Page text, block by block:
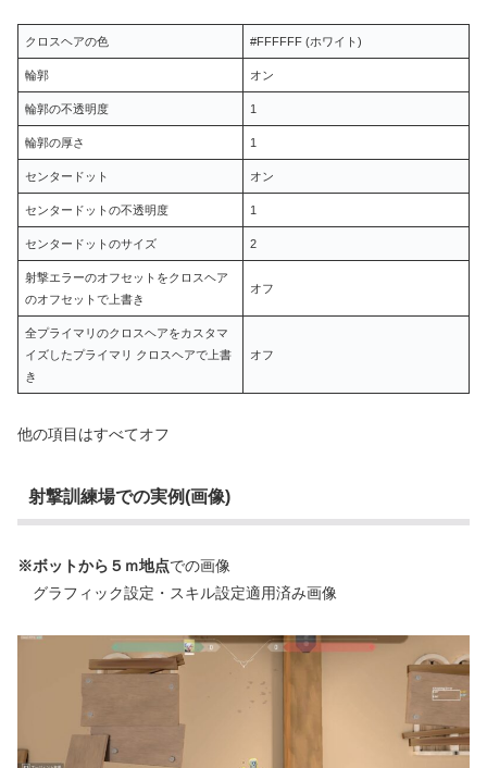
クロスヘアの色 #FFFFFF (ホワイト)
輪郭 オン
輪郭の不透明度 1
輪郭の厚さ 1
センタードット オン
センタードットの不透明度 1
センタードットのサイズ 2
射撃エラーのオフセットをクロスヘア
のオフセットで上書き
オフ
全プライマリのクロスヘアをカスタマ
イズしたプライマリ クロスヘアで上書
き
オフ
他の項目はすべてオフ
射撃訓練場での実例(画像)
※ボットから５ｍ地点での画像
グラフィック設定・スキル設定適用済み画像